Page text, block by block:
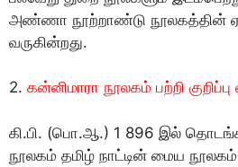
அண்ணா நூற்றாண்டு நூலகத்தின்
வருகின்றது.
2. கன்னிமாரா நூலகம் பற்றி குறிப்பு
கி.பி. (பொ.ஆ.) 1 896 இல்
நூலகம் தமிழ் நாட்டின் மைய